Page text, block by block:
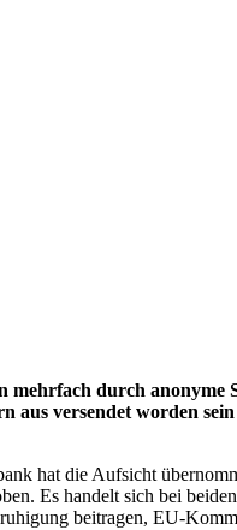
durch anonyme
aus versendet worden
hat die Aufsicht
Es handelt sich bei
beitragen, EU-